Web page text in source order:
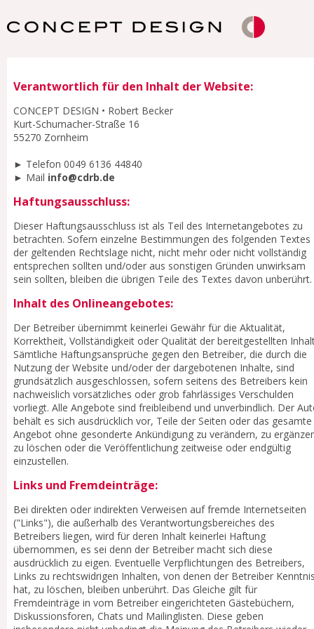
Verantwortlich für den Inhalt der Website:
CONCEPT DESIGN • Robert Becker
Kurt-Schumacher-Straße 16
55270 Zornheim
► Telefon 0049 6136 44840
► Mail info@cdrb.de
Haftungsausschluss:
Dieser Haftungsausschluss ist als Teil des Internetangebotes zu
betrachten. Sofern einzelne Bestimmungen des folgenden Textes
der geltenden Rechtslage nicht, nicht mehr oder nicht vollständig
entsprechen sollten und/oder aus sonstigen Gründen unwirksam
sein sollten, bleiben die übrigen Teile des Textes davon unberührt.
Inhalt des Onlineangebotes:
Der Betreiber übernimmt keinerlei Gewähr für die Aktualität,
Korrektheit, Vollständigkeit oder Qualität der bereitgestellten
Sämtliche Haftungsansprüche gegen den Betreiber, die durch die
Nutzung der Website und/oder der dargebotenen Inhalte, sind
grundsätzlich ausgeschlossen, sofern seitens des Betreibers kein
nachweislich vorsätzliches oder grob fahrlässiges Verschulden
vorliegt. Alle Angebote sind freibleibend und unverbindlich. Der
behält es sich ausdrücklich vor, Teile der Seiten oder das gesamte
Angebot ohne gesonderte Ankündigung zu verändern, zu
zu löschen oder die Veröffentlichung zeitweise oder endgültig
einzustellen.
Links und Fremdeinträge:
Bei direkten oder indirekten Verweisen auf fremde Internetseiten
("Links"), die außerhalb des Verantwortungsbereiches des
Betreibers liegen, wird für deren Inhalt keinerlei Haftung
übernommen, es sei denn der Betreiber macht sich diese
ausdrücklich zu eigen. Eventuelle Verpflichtungen des Betreibers,
Links zu rechtswidrigen Inhalten, von denen der Betreiber
hat, zu löschen, bleiben unberührt. Das Gleiche gilt für
Fremdeinträge in vom Betreiber eingerichteten Gästebüchern,
Diskussionsforen, Chats und Mailinglisten. Diese geben